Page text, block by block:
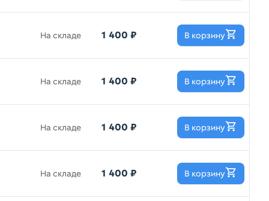
На складе 1 400 ₽ В корзину
На складе 1 400 ₽ В корзину
На складе 1 400 ₽ В корзину
На складе 1 400 ₽ В корзину